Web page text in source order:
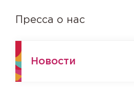
Пресса о нас
Новости